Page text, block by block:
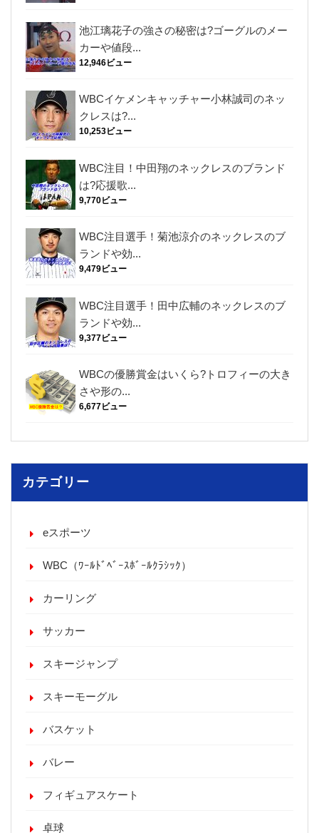
池江璃花子の強さの秘密は?ゴーグルのメー
カーや値段...
12,946ビュー
WBCイケメンキャッチャー小林誠司のネッ
クレスは?...
10,253ビュー
WBC注目！中田翔のネックレスのブランド
は?応援歌...
9,770ビュー
WBC注目選手！菊池涼介のネックレスのブ
ランドや効...
9,479ビュー
WBC注目選手！田中広輔のネックレスのブ
ランドや効...
9,377ビュー
WBCの優勝賞金はいくら?トロフィーの大き
さや形の...
6,677ビュー
カテゴリー
eスポーツ
WBC（ﾜｰﾙﾄﾞﾍﾞｰｽﾎﾞｰﾙｸﾗｼｯｸ）
カーリング
サッカー
スキージャンプ
スキーモーグル
バスケット
バレー
フィギュアスケート
卓球